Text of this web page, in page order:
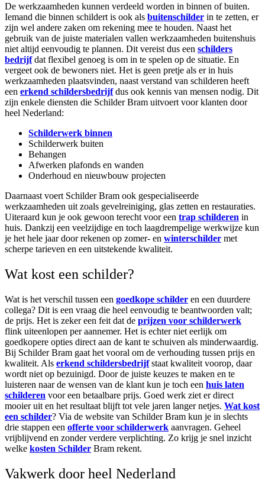
De werkzaamheden kunnen verdeeld worden in binnen of buiten.
Iemand die binnen schildert is ook als buitenschilder in te zetten, er
zijn wel andere zaken om rekening mee te houden. Naast het
gebruik van de juiste materialen vallen werkzaamheden buitenshuis
niet altijd eenvoudig te plannen. Dit vereist dus een schilders
bedrijfdat flexibel genoeg is om in te spelen op de situatie. En
vergeet ook de bewoners niet. Het is geen pretje als er in huis
werkzaamheden plaatsvinden, naast verstand van schilderen heeft
een erkend schildersbedrijfdus ook kennis van mensen nodig. Dit
zijn enkele diensten die Schilder Bram uitvoert voor klanten door
heel Nederland:
Schilderwerk binnen
Schilderwerk buiten
Behangen
Afwerken plafonds en wanden
Onderhoud en nieuwbouw projecten
Daarnaast voert Schilder Bram ook gespecialiseerde
werkzaamheden uit zoals gevelreiniging, glas zetten en restauraties.
Uiteraard kun je ook gewoon terecht voor een trap schilderen in
huis. Dankzij een veelzijdige en toch laagdrempelige werkwijze kun
je het hele jaar door rekenen op zomer- en winterschilder met
scherpe tarieven en een uitstekende kwaliteit.
Wat kost een schilder?
Wat is het verschil tussen een goedkope schilder en een duurdere
collega? Dit is een vraag die heel eenvoudig te beantwoorden valt;
de prijs. Het is zeker een feit dat de prijzen voor schilderwerk
flink uiteenlopen per aannemer. Het is echter niet eerlijk om
goedkopere opties direct aan de kant te schuiven als minderwaardig.
Bij Schilder Bram gaat het vooral om de verhouding tussen prijs en
kwaliteit. Als erkend schildersbedrijfstaat kwaliteit voorop, daar
wordt niet op bezuinigd. Door de juiste keuzes te maken en te
luisteren naar de wensen van de klant kun je toch een huis laten
schilderen voor een betaalbare prijs. Goed werk ziet er direct
mooier uit en het resultaat blijft tot vele jaren langer netjes. Wat kost
een schilder? Via de website van Schilder Bram kun je in slechts
drie stappen een offerte voor schilderwerk aanvragen. Geheel
vrijblijvend en zonder verdere verplichting. Zo krijg je snel inzicht
welke kosten Schilder Bram rekent.
Vakwerk door heel Nederland